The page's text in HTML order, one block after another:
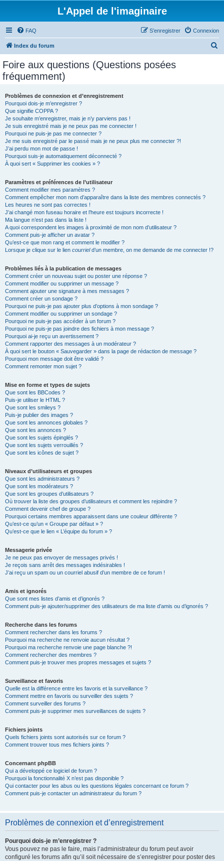
L'Appel de l'imaginaire
FAQ Connexion
S’enregistrer
Index du forum
Foire aux questions (Questions posées
fréquemment)
Problèmes de connexion et d’enregistrement
Pourquoi dois-je m’enregistrer ?
Que signifie COPPA ?
Je souhaite m’enregistrer, mais je n’y parviens pas !
Je suis enregistré mais je ne peux pas me connecter !
Pourquoi ne puis-je pas me connecter ?
Je me suis enregistré par le passé mais je ne peux plus me connecter ?!
J’ai perdu mon mot de passe !
Pourquoi suis-je automatiquement déconnecté ?
À quoi sert « Supprimer les cookies » ?
Paramètres et préférences de l’utilisateur
Comment modifier mes paramètres ?
Comment empêcher mon nom d’apparaître dans la liste des membres connectés ?
Les heures ne sont pas correctes !
J’ai changé mon fuseau horaire et l’heure est toujours incorrecte !
Ma langue n’est pas dans la liste !
A quoi correspondent les images à proximité de mon nom d’utilisateur ?
Comment puis-je afficher un avatar ?
Qu’est-ce que mon rang et comment le modifier ?
Lorsque je clique sur le lien courrield’un membre, on me demande de me connecter !?
Problèmes liés à la publication de messages
Comment créer un nouveau sujet ou poster une réponse ?
Comment modifier ou supprimer un message ?
Comment ajouter une signature à mes messages ?
Comment créer un sondage ?
Pourquoi ne puis-je pas ajouter plus d’options à mon sondage ?
Comment modifier ou supprimer un sondage ?
Pourquoi ne puis-je pas accéder à un forum ?
Pourquoi ne puis-je pas joindre des fichiers à mon message ?
Pourquoi ai-je reçu un avertissement ?
Comment rapporter des messages à un modérateur ?
À quoi sert le bouton « Sauvegarder » dans la page de rédaction de message ?
Pourquoi mon message doit être validé ?
Comment remonter mon sujet ?
Mise en forme et types de sujets
Que sont les BBCodes ?
Puis-je utiliser le HTML ?
Que sont les smileys ?
Puis-je publier des images ?
Que sont les annonces globales ?
Que sont les annonces ?
Que sont les sujets épinglés ?
Que sont les sujets verrouillés ?
Que sont les icônes de sujet ?
Niveaux d’utilisateurs et groupes
Que sont les administrateurs ?
Que sont les modérateurs ?
Que sont les groupes d’utilisateurs ?
Où trouver la liste des groupes d’utilisateurs et comment les rejoindre ?
Comment devenir chef de groupe ?
Pourquoi certains membres apparaissent dans une couleur différente ?
Qu’est-ce qu’un « Groupe par défaut » ?
Qu’est-ce que le lien « L’équipe du forum » ?
Messagerie privée
Je ne peux pas envoyer de messages privés !
Je reçois sans arrêt des messages indésirables !
J’ai reçu un spam ou un courriel abusif d’un membre de ce forum !
Amis et ignorés
Que sont mes listes d’amis et d’ignorés ?
Comment puis-je ajouter/supprimer des utilisateurs de ma liste d’amis ou d’ignorés ?
Recherche dans les forums
Comment rechercher dans les forums ?
Pourquoi ma recherche ne renvoie aucun résultat ?
Pourquoi ma recherche renvoie une page blanche ?!
Comment rechercher des membres ?
Comment puis-je trouver mes propres messages et sujets ?
Surveillance et favoris
Quelle est la différence entre les favoris et la surveillance ?
Comment mettre en favoris ou surveiller des sujets ?
Comment surveiller des forums ?
Comment puis-je supprimer mes surveillances de sujets ?
Fichiers joints
Quels fichiers joints sont autorisés sur ce forum ?
Comment trouver tous mes fichiers joints ?
Concernant phpBB
Qui a développé ce logiciel de forum ?
Pourquoi la fonctionnalité X n’est pas disponible ?
Qui contacter pour les abus ou les questions légales concernant ce forum ?
Comment puis-je contacter un administrateur du forum ?
Problèmes de connexion et d’enregistrement
Pourquoi dois-je m’enregistrer ?
Vous pouvez ne pas le faire, mais l’administrateur du forum peut avoir
configuré les forums afin qu’il soit nécessaire de s’enregistrer pour poster des